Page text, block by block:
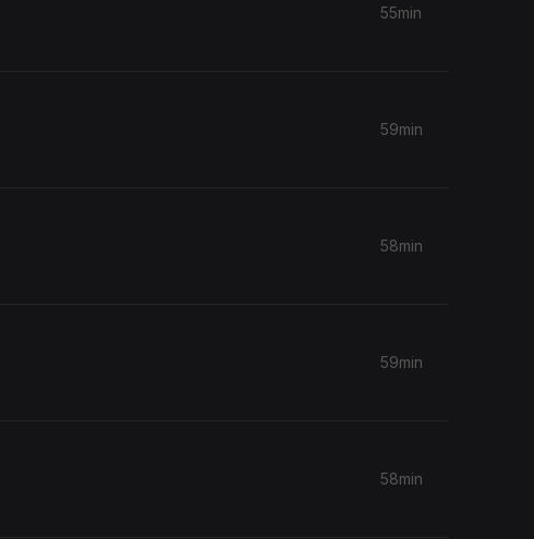
55min
59min
58min
59min
58min